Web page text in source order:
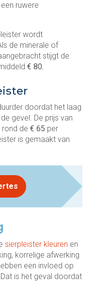
ruwere
wordt
de minerale of
stijgt de
€ 80.
doordat het laag
gevel. De prijs van
de € 65 per
is gemaakt van
sierpleister kleuren en
korrelige afwerking
een invloed op
is het geval doordat